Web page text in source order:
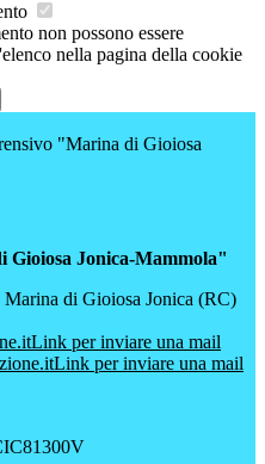
non possono essere
nella pagina della cookie
"Marina di Gioiosa
Jonica-Mammola"
di Gioiosa Jonica (RC)
Link per inviare una mail
Link per inviare una mail